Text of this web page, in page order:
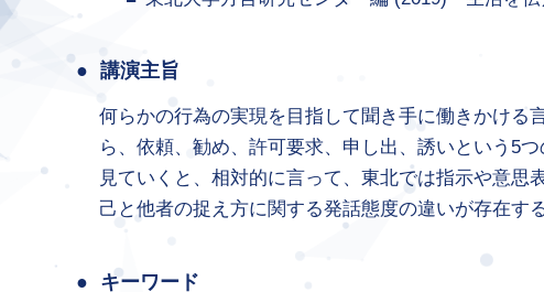
講演主旨
何らかの行為の実現を目指して聞き手に働きかける
ら、依頼、勧め、許可要求、申し出、誘いという5
見ていくと、相対的に言って、東北では指示や意
己と他者の捉え方に関する発話態度の違いが存在す
キーワード